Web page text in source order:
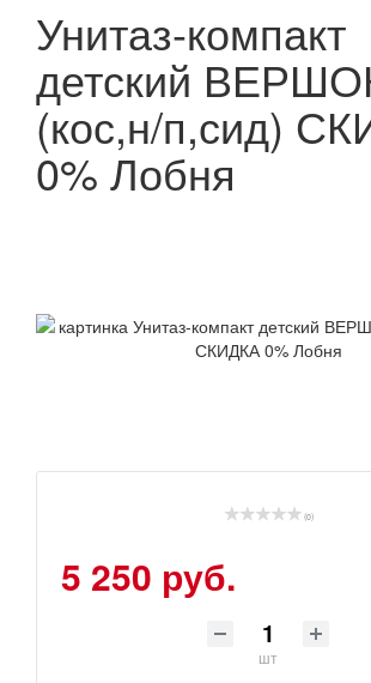
Унитаз-компакт
детский
(кос,н/п,сид)
0% Лобня
(0)
5 250 руб.
шт